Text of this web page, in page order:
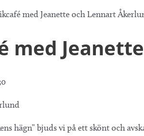
med Jeanette och Lennart
med
hägn” bjuds vi på ett skönt och